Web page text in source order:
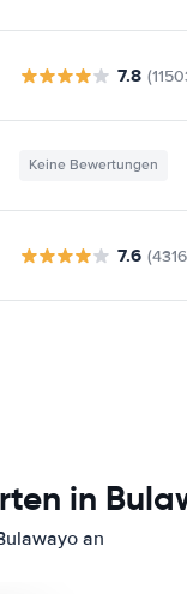
7.8
Keine Bewertungen
7.6
in
an